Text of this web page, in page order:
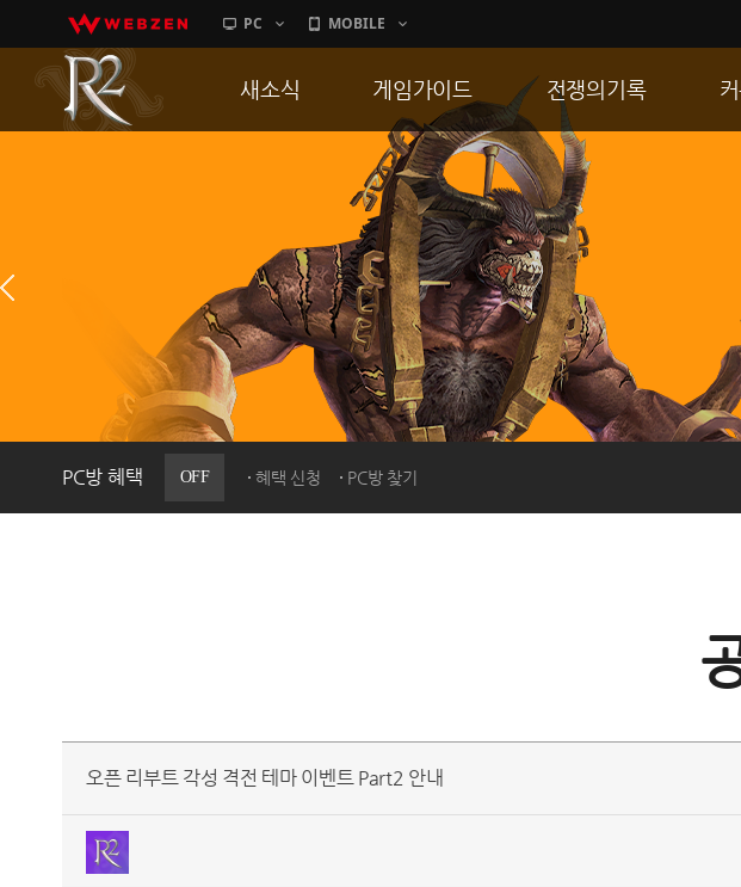
PC MOBILE
PC방 혜택 OFF 혜택 신청 PC방 찾기
새소식
이벤트
히스토리
PC방으로간다
게임가이드
게임 특징
서버가이드
신병훈련소
세부가이드
통합보급센터
전쟁의기록
통합 길드전
공성 & 스팟
랭킹
R2Match
오픈 리부트 각성 격전 테마 이벤트 Part2 안내